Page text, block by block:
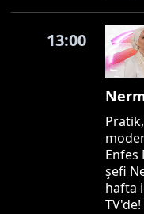
13:00
Pratik,
Enfes
şefi
hafta
TV'de!